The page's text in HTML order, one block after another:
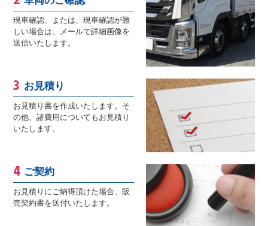
現車確認、または、現車確認が難
しい場合は、メールで詳細画像を
送信いたします。
お見積り
お見積り書を作成いたします。そ
の他、諸費用についてもお見積り
いたします。
ご契約
お見積りにご納得頂けた場合、販
売契約書を送付いたします。